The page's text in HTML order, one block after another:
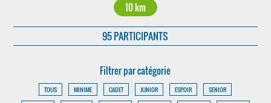
10 km
95 PARTICIPANTS
Filtrer par catégorie
TOUS MINIME CADET JUNIOR ESPOIR
SENIOR